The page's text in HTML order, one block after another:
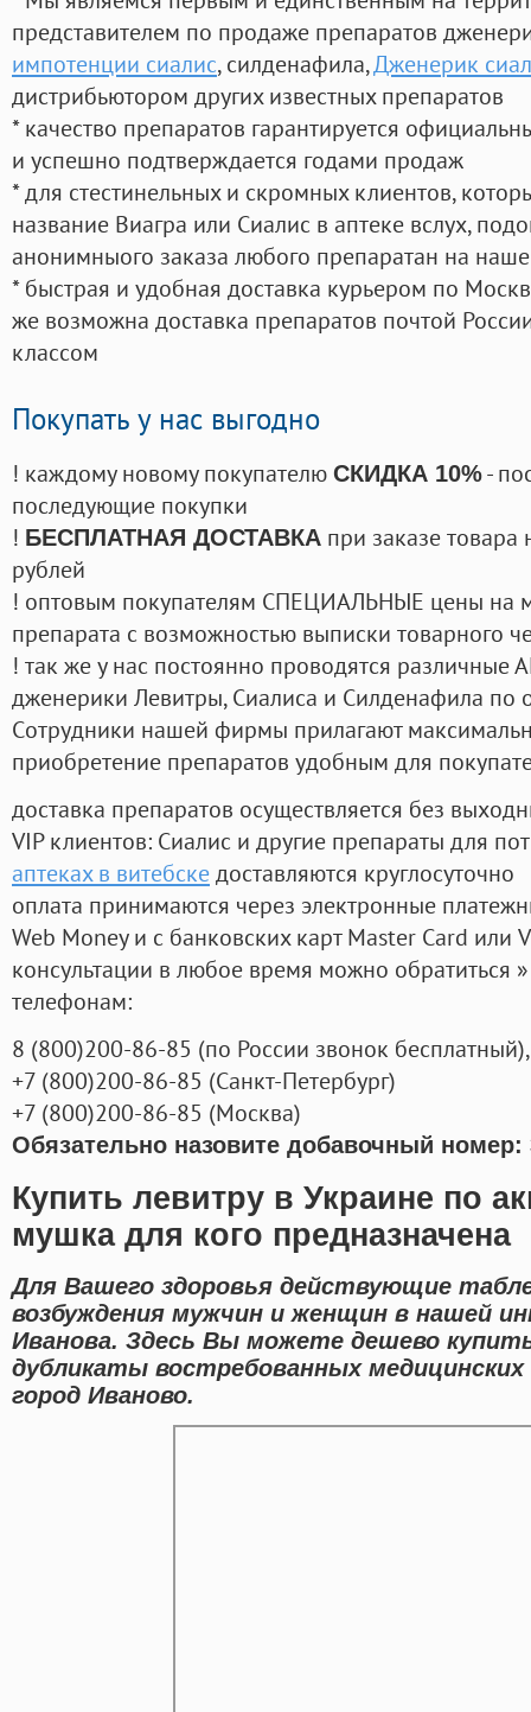
представителем по продаже препаратов
импотенции сиалис, силденафила,Дженерик
дистрибьютором других известных препаратов
* качество препаратов гарантируется
и успешно подтверждается годами продаж
* для стестинельных и скромных клиентов,
название Виагра или Сиалис в аптеке вслух,
анонимныого заказа любого препаратан на
* быстрая и удобная доставка курьером по
же возможна доставка препаратов почтой
классом
Покупать у нас выгодно
! каждому новому покупателю СКИДКА 10%-
последующие покупки
! БЕСПЛАТНАЯ ДОСТАВКА при заказе
рублей
! оптовым покупателям СПЕЦИАЛЬНЫЕ цены на
препарата с возможностью выписки товарного
! так же у нас постоянно проводятся
дженерики Левитры, Сиалиса и Силденафила по
Cотрудники нашей фирмы прилагают
приобретение препаратов удобным для
доставка препаратов осуществляется без
VIP клиентов: Сиалис и другие препараты для
аптеках в витебскедоставляются круглосуточно
оплата принимаются через электронные
Web Money и с банковских карт Master Card или
консультации в любое время можно обратиться
телефонам:
8 (800)200-86-85 (по России звонок бесплатный),
+7 (800)200-86-85 (Санкт-Петербург)
+7 (800)200-86-85 (Москва)
Обязательно назовите добавочный номер:
Купить левитру в Украине по
мушка для кого предназначена
Для Вашего здоровья действующие
возбуждения мужчин и женщин в нашей
Иванова. Здесь Вы можете дешево
дубликаты востребованных
город Иваново.